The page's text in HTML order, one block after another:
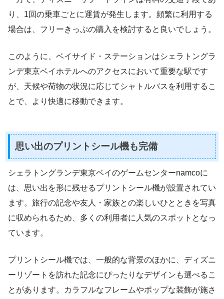
り、1回の乗車ごとに運賃が発生します。頻繁に利用する
場合は、フリーきっぷの購入を検討すると良いでしょう。
このように、ベイサイド・ステーションはシェラトングラ
ンデ東京ベイホテルへのアクセスにおいて重要な駅です
が、天候や荷物の状況に応じてシャトルバスを利用するこ
とで、より快適に移動できます。
思い出のプリントシール機も完備
シェラトングランデ東京ベイのゲームセンターnamcoに
は、思い出を形に残せるプリントシール機が設置されてい
ます。旅行の記念や友人・家族との楽しいひとときを写真
に収められるため、多くの利用者に人気のスポットとなっ
ています。
プリントシール機では、一般的な背景のほかに、ディズニ
ーリゾートを訪れた記念にぴったりなデザインも選べるこ
とがあります。カラフルなフレームやポップな装飾が施さ